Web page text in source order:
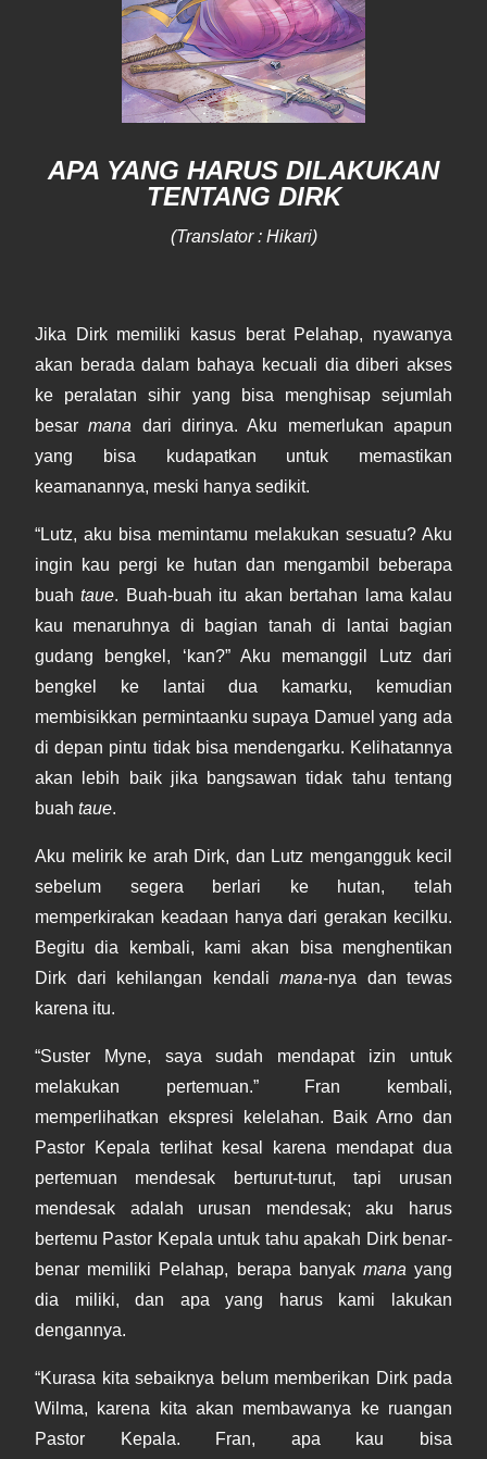
APA YANG HARUS DILAKUKAN
TENTANG DIRK
(Translator : Hikari)
Jika Dirk memiliki kasus berat Pelahap, nyawanya
akan berada dalam bahaya kecuali dia diberi akses
ke peralatan sihir yang bisa menghisap sejumlah
besarmana dari dirinya. Aku memerlukan apapun
yang bisa kudapatkan untuk memastikan
keamanannya, meski hanya sedikit.
“Lutz, aku bisa memintamu melakukan sesuatu? Aku
ingin kau pergi ke hutan dan mengambil beberapa
buahtaue. Buah-buah itu akan bertahan lama kalau
kau menaruhnya di bagian tanah di lantai bagian
gudang bengkel, ‘kan?” Aku memanggil Lutz dari
bengkel ke lantai dua kamarku, kemudian
membisikkan permintaanku supaya Damuel yang ada
di depan pintu tidak bisa mendengarku. Kelihatannya
akan lebih baik jika bangsawan tidak tahu tentang
buah taue.
Aku melirik ke arah Dirk, dan Lutz mengangguk kecil
sebelum segera berlari ke hutan, telah
memperkirakan keadaan hanya dari gerakan kecilku.
Begitu dia kembali, kami akan bisa menghentikan
Dirk dari kehilangan kendali mana-nya dan tewas
karena itu.
“Suster Myne, saya sudah mendapat izin untuk
melakukan pertemuan.” Fran kembali,
memperlihatkan ekspresi kelelahan. Baik Arno dan
Pastor Kepala terlihat kesal karena mendapat dua
pertemuan mendesak berturut-turut, tapi urusan
mendesak adalah urusan mendesak; aku harus
bertemu Pastor Kepala untuk tahu apakah Dirk benar-
benar memiliki Pelahap, berapa banyak mana yang
dia miliki, dan apa yang harus kami lakukan
dengannya.
“Kurasa kita sebaiknya belum memberikan Dirk pada
Wilma, karena kita akan membawanya ke ruangan
Pastor Kepala. Fran, apa kau bisa